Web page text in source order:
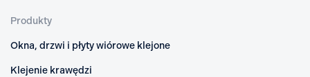
Produkty
Okna, drzwi i płyty wiórowe klejone
Klejenie krawędzi